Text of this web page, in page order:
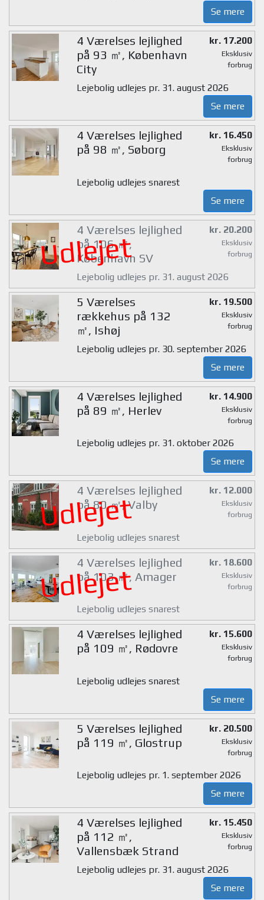
Se mere
4 Værelses lejlighed
på 93 ㎡, København
City
kr. 17.200
Eksklusiv
forbrug
Lejebolig udlejes pr. 31. august 2026
Se mere
4 Værelses lejlighed
på 98 ㎡, Søborg
kr. 16.450
Eksklusiv
forbrug
Lejebolig udlejes snarest
Se mere
Udlejet
4 Værelses lejlighed
på 106 ㎡,
København SV
kr. 20.200
Eksklusiv
forbrug
Lejebolig udlejes pr. 31. august 2026
5 Værelses
rækkehus på 132
㎡, Ishøj
kr. 19.500
Eksklusiv
forbrug
Lejebolig udlejes pr. 30. september 2026
Se mere
4 Værelses lejlighed
på 89 ㎡, Herlev
kr. 14.900
Eksklusiv
forbrug
Lejebolig udlejes pr. 31. oktober 2026
Se mere
Udlejet
4 Værelses lejlighed
på 80 ㎡, Valby
kr. 12.000
Eksklusiv
forbrug
Lejebolig udlejes snarest
Udlejet
4 Værelses lejlighed
på 103 ㎡, Amager
kr. 18.600
Eksklusiv
forbrug
Lejebolig udlejes snarest
4 Værelses lejlighed
på 109 ㎡, Rødovre
kr. 15.600
Eksklusiv
forbrug
Lejebolig udlejes snarest
Se mere
5 Værelses lejlighed
på 119 ㎡, Glostrup
kr. 20.500
Eksklusiv
forbrug
Lejebolig udlejes pr. 1. september 2026
Se mere
4 Værelses lejlighed
på 112 ㎡,
Vallensbæk Strand
kr. 15.450
Eksklusiv
forbrug
Lejebolig udlejes pr. 31. august 2026
Se mere